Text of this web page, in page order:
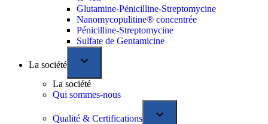
Glutamine-Pénicilline-Streptomycine
Nanomycopulitine® concentrée
Pénicilline-Streptomycine
Sulfate de Gentamicine
La société
La société
Qui sommes-nous
Qualité & Certifications